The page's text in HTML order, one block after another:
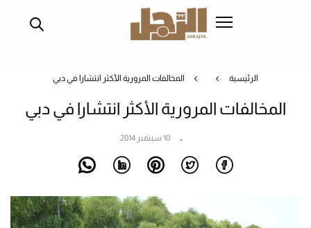
الرئيسية المخالفات المرورية الأكثر انتشارا في دبي
المخالفات المرورية الأكثر انتشارا في دبي
10 سبتمبر 2014